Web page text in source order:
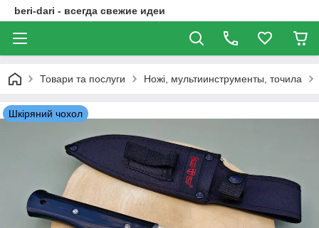
beri-dari - всегда свежие идеи
Товари та послуги Ножі, мультиинструменты, точила
Шкіряний чохол